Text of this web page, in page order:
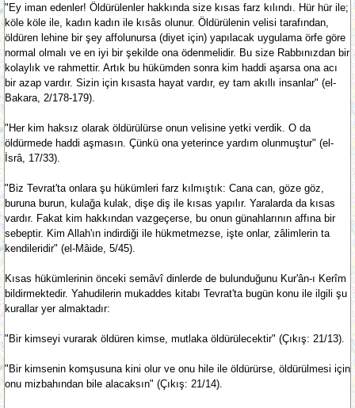
"Ey iman edenler! Öldürülenler hakkında size kısas farz kılındı. Hür hür ile;
köle köle ile, kadın kadın ile kısâs olunur. Öldürülenin velisi tarafından,
öldüren lehine bir şey affolunursa (diyet için) yapılacak uygulama örfe göre
normal olmalı ve en iyi bir şekilde ona ödenmelidir. Bu size Rabbınızdan bir
kolaylık ve rahmettir. Artık bu hükümden sonra kim haddi aşarsa ona acı
bir azap vardır. Sizin için kısasta hayat vardır, ey tam akıllı insanlar" (el-
Bakara, 2/178-179).
"Her kim haksız olarak öldürülürse onun velisine yetki verdik. O da
öldürmede haddi aşmasın. Çünkü ona yeterince yardım olunmuştur" (el-
İsrâ, 17/33).
"Biz Tevrat'ta onlara şu hükümleri farz kılmıştık: Cana can, göze göz,
buruna burun, kulağa kulak, dişe diş ile kısas yapılır. Yaralarda da kısas
vardır. Fakat kim hakkından vazgeçerse, bu onun günahlarının affına bir
sebeptir. Kim Allah'ın indirdiği ile hükmetmezse, işte onlar, zâlimlerin ta
kendileridir" (el-Mâide, 5/45).
Kısas hükümlerinin önceki semâvî dinlerde de bulunduğunu Kur'ân-ı Kerîm
bildirmektedir. Yahudilerin mukaddes kitabı Tevrat'ta bugün konu ile ilgili şu
kurallar yer almaktadır:
"Bir kimseyi vurarak öldüren kimse, mutlaka öldürülecektir" (Çıkış: 21/13).
"Bir kimsenin komşusuna kini olur ve onu hile ile öldürürse, öldürülmesi için
onu mizbahından bile alacaksın" (Çıkış: 21/14).